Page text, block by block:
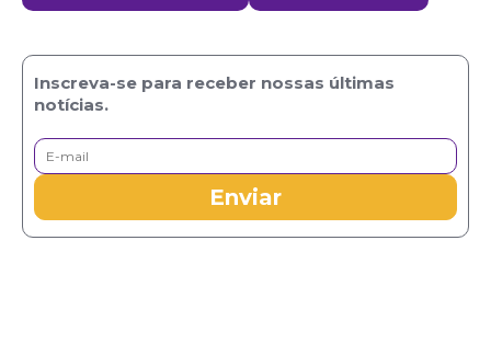
Inscreva-se para receber nossas últimas
notícias.